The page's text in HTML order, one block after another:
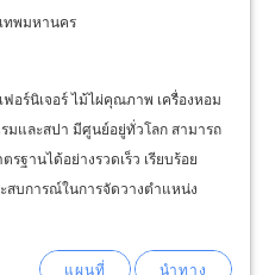
ทพมหานคร
อร์นิเจอร์ ไม้ไผ่คุณภาพ เครื่องหอม
มและสปา มีศูนย์อยู่ทั่วโลก สามารถ
านได้อย่างรวดเร็ว เรียบร้อย
สบการณ์ในการจัดวางตำแหน่ง